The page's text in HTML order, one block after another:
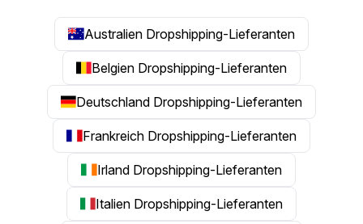
Australien Dropshipping-Lieferanten
Belgien Dropshipping-Lieferanten
Deutschland Dropshipping-Lieferanten
Frankreich Dropshipping-Lieferanten
Irland Dropshipping-Lieferanten
Italien Dropshipping-Lieferanten